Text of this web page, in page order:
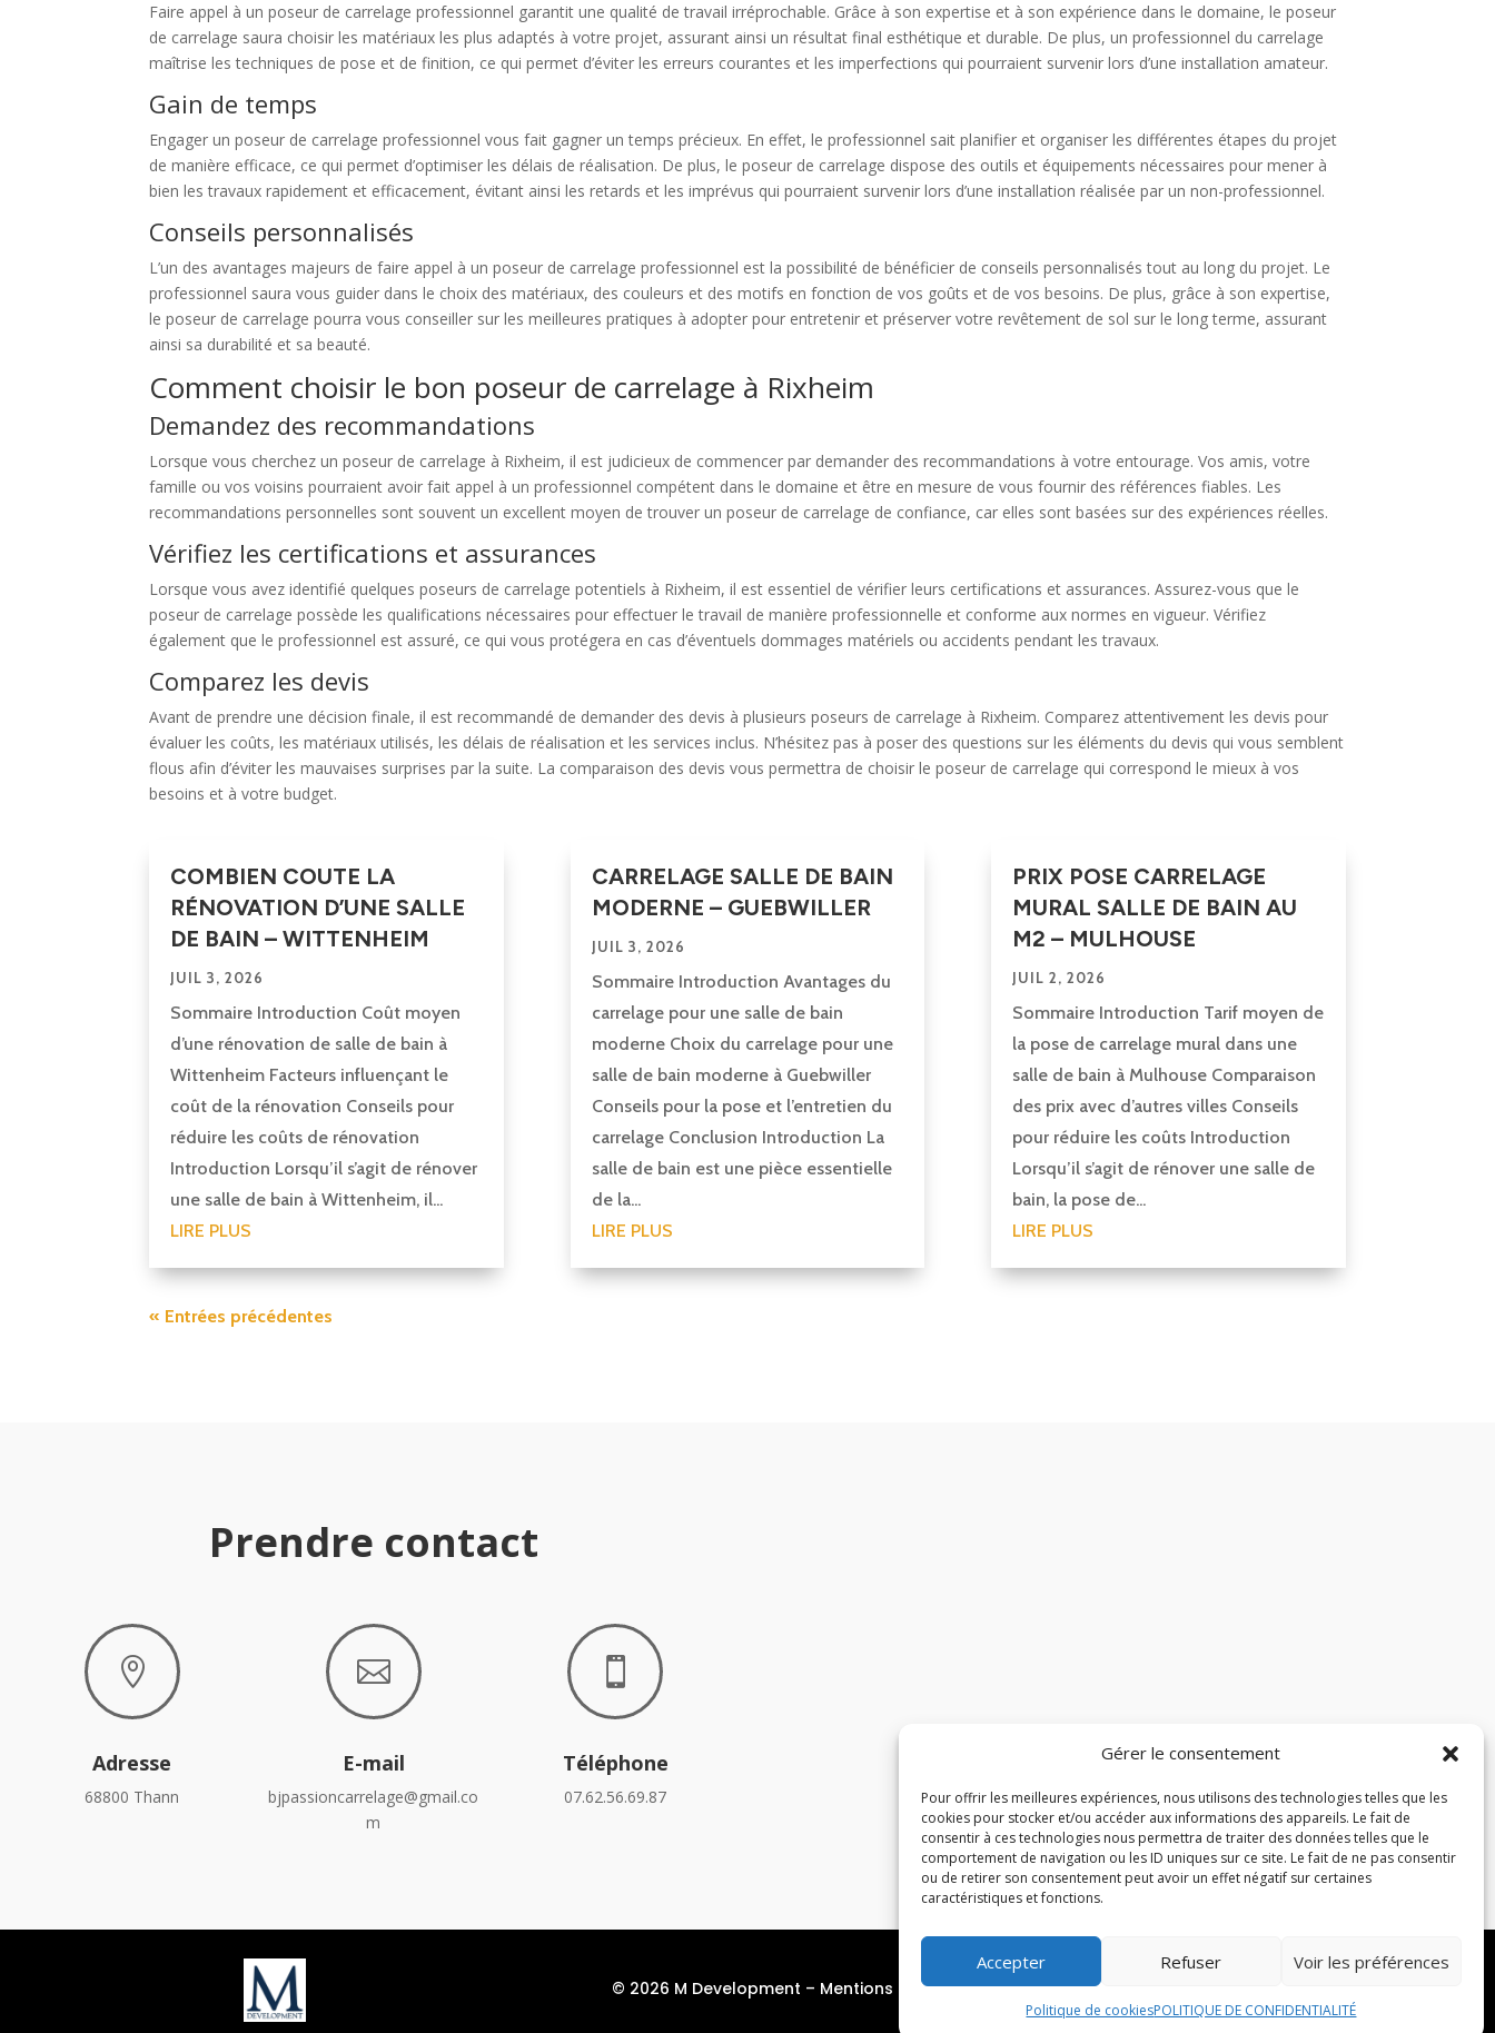
Gérer le consentement
Pour offrir les meilleures expériences, nous utilisons des technologies telles que les
cookies pour stocker et/ou accéder aux informations des appareils. Le fait de
consentir à ces technologies nous permettra de traiter des données telles que le
comportement de navigation ou les ID uniques sur ce site. Le fait de ne pas consentir
ou de retirer son consentement peut avoir un effet négatif sur certaines
caractéristiques et fonctions.
Accepter Refuser Voir les préférences
Politique de cookiesPOLITIQUE DE CONFIDENTIALITÉ
Faire appel à un poseur de carrelage professionnel garantit une qualité de travail irréprochable. Grâce à son expertise et à son expérience dans le domaine, le poseur
de carrelage saura choisir les matériaux les plus adaptés à votre projet, assurant ainsi un résultat final esthétique et durable. De plus, un professionnel du carrelage
maîtrise les techniques de pose et de finition, ce qui permet d’éviter les erreurs courantes et les imperfections qui pourraient survenir lors d’une installation amateur.
Gain de temps
Engager un poseur de carrelage professionnel vous fait gagner un temps précieux. En effet, le professionnel sait planifier et organiser les différentes étapes du projet
de manière efficace, ce qui permet d’optimiser les délais de réalisation. De plus, le poseur de carrelage dispose des outils et équipements nécessaires pour mener à
bien les travaux rapidement et efficacement, évitant ainsi les retards et les imprévus qui pourraient survenir lors d’une installation réalisée par un non-professionnel.
Conseils personnalisés
L’un des avantages majeurs de faire appel à un poseur de carrelage professionnel est la possibilité de bénéficier de conseils personnalisés tout au long du projet. Le
professionnel saura vous guider dans le choix des matériaux, des couleurs et des motifs en fonction de vos goûts et de vos besoins. De plus, grâce à son expertise,
le poseur de carrelage pourra vous conseiller sur les meilleures pratiques à adopter pour entretenir et préserver votre revêtement de sol sur le long terme, assurant
ainsi sa durabilité et sa beauté.
Comment choisir le bon poseur de carrelage à Rixheim
Demandez des recommandations
Lorsque vous cherchez un poseur de carrelage à Rixheim, il est judicieux de commencer par demander des recommandations à votre entourage. Vos amis, votre
famille ou vos voisins pourraient avoir fait appel à un professionnel compétent dans le domaine et être en mesure de vous fournir des références fiables. Les
recommandations personnelles sont souvent un excellent moyen de trouver un poseur de carrelage de confiance, car elles sont basées sur des expériences réelles.
Vérifiez les certifications et assurances
Lorsque vous avez identifié quelques poseurs de carrelage potentiels à Rixheim, il est essentiel de vérifier leurs certifications et assurances. Assurez-vous que le
poseur de carrelage possède les qualifications nécessaires pour effectuer le travail de manière professionnelle et conforme aux normes en vigueur. Vérifiez
également que le professionnel est assuré, ce qui vous protégera en cas d’éventuels dommages matériels ou accidents pendant les travaux.
Comparez les devis
Avant de prendre une décision finale, il est recommandé de demander des devis à plusieurs poseurs de carrelage à Rixheim. Comparez attentivement les devis pour
évaluer les coûts, les matériaux utilisés, les délais de réalisation et les services inclus. N’hésitez pas à poser des questions sur les éléments du devis qui vous semblent
flous afin d’éviter les mauvaises surprises par la suite. La comparaison des devis vous permettra de choisir le poseur de carrelage qui correspond le mieux à vos
besoins et à votre budget.
COMBIEN COUTE LA
RÉNOVATION D’UNE SALLE
DE BAIN – WITTENHEIM
JUIL 3, 2026
Sommaire Introduction Coût moyen
d’une rénovation de salle de bain à
Wittenheim Facteurs influençant le
coût de la rénovation Conseils pour
réduire les coûts de rénovation
Introduction Lorsqu’il s’agit de rénover
une salle de bain à Wittenheim, il...
LIRE PLUS
CARRELAGE SALLE DE BAIN
MODERNE – GUEBWILLER
JUIL 3, 2026
Sommaire Introduction Avantages du
carrelage pour une salle de bain
moderne Choix du carrelage pour une
salle de bain moderne à Guebwiller
Conseils pour la pose et l’entretien du
carrelage Conclusion Introduction La
salle de bain est une pièce essentielle
de la...
LIRE PLUS
PRIX POSE CARRELAGE
MURAL SALLE DE BAIN AU
M2 – MULHOUSE
JUIL 2, 2026
Sommaire Introduction Tarif moyen de
la pose de carrelage mural dans une
salle de bain à Mulhouse Comparaison
des prix avec d’autres villes Conseils
pour réduire les coûts Introduction
Lorsqu’il s’agit de rénover une salle de
bain, la pose de...
LIRE PLUS
« Entrées précédentes
Prendre contact

Adresse
68800 Thann

E-mail
bjpassioncarrelage@gmail.co
m

Téléphone
07.62.56.69.87
© 2026 M Development – Mentions légales– Tous droits réservés –